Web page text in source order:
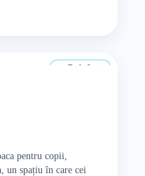
De la 0 ani
pentru copii,
un spațiu în care cei